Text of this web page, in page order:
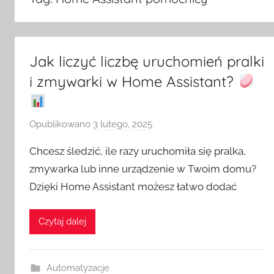
Jak liczyć liczbę uruchomień pralki
i zmywarki w Home Assistant?
Opublikowano 3 lutego, 2025
z
e
z
Chcesz śledzić, ile razy uruchomiła się pralka,
zmywarka lub inne urządzenie w Twoim domu?
Dzięki Home Assistant możesz łatwo dodać
Czytaj dalej
Automatyzacje